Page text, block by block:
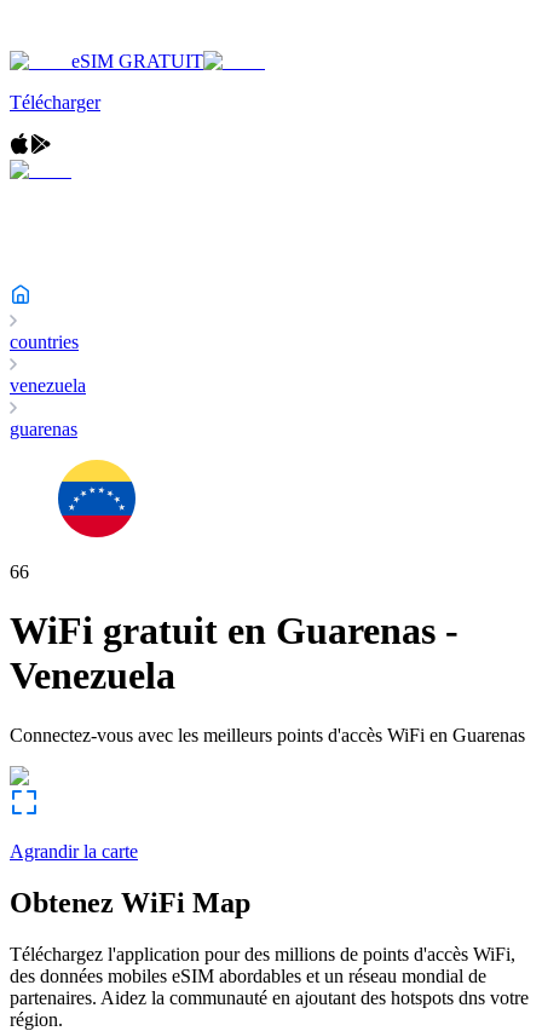
eSIM GRATUIT
Télécharger
countries
venezuela
guarenas
66
WiFi gratuit en Guarenas -
Venezuela
Connectez-vous avec les meilleurs points d'accès WiFi en Guarenas
Agrandir la carte
Obtenez WiFi Map
Téléchargez l'application pour des millions de points d'accès WiFi,
des données mobiles eSIM abordables et un réseau mondial de
partenaires. Aidez la communauté en ajoutant des hotspots dns votre
région.